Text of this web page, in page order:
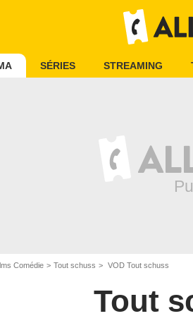
SÉRIES STREAMING
Comédie Tout schuss VOD Tout schuss
Tout